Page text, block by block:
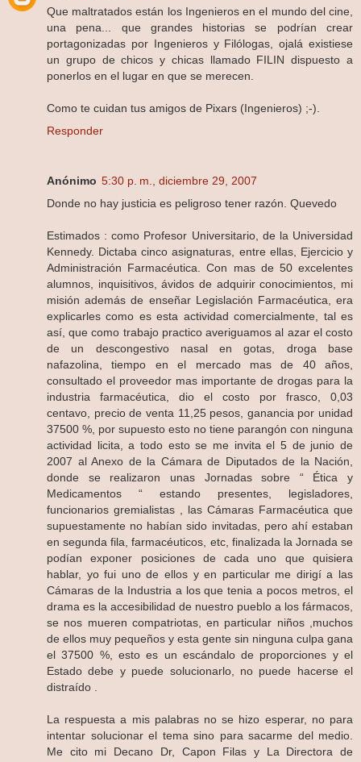
Que maltratados están los Ingenieros en el mundo del cine,
una pena... que grandes historias se podrían crear
portagonizadas por Ingenieros y Filólogas, ojalá existiese
un grupo de chicos y chicas llamado FILIN dispuesto a
ponerlos en el lugar en que se merecen.
Como te cuidan tus amigos de Pixars (Ingenieros) ;-).
Responder
Anónimo 5:30 p. m., diciembre 29, 2007
Donde no hay justicia es peligroso tener razón. Quevedo
Estimados : como Profesor Universitario, de la Universidad
Kennedy. Dictaba cinco asignaturas, entre ellas, Ejercicio y
Administración Farmacéutica. Con mas de 50 excelentes
alumnos, inquisitivos, ávidos de adquirir conocimientos, mi
misión además de enseñar Legislación Farmacéutica, era
explicarles como es esta actividad comercialmente, tal es
así, que como trabajo practico averiguamos al azar el costo
de un descongestivo nasal en gotas, droga base
nafazolina, tiempo en el mercado mas de 40 años,
consultado el proveedor mas importante de drogas para la
industria farmacéutica, dio el costo por frasco, 0,03
centavo, precio de venta 11,25 pesos, ganancia por unidad
37500 %, por supuesto esto no tiene parangón con ninguna
actividad licita, a todo esto se me invita el 5 de junio de
2007 al Anexo de la Cámara de Diputados de la Nación,
donde se realizaron unas Jornadas sobre “ Ética y
Medicamentos “ estando presentes, legisladores,
funcionarios gremialistas , las Cámaras Farmacéutica que
supuestamente no habían sido invitadas, pero ahí estaban
en segunda fila, farmacéuticos, etc, finalizada la Jornada se
podían exponer posiciones de cada uno que quisiera
hablar, yo fui uno de ellos y en particular me dirigí a las
Cámaras de la Industria a los que tenia a pocos metros, el
drama es la accesibilidad de nuestro pueblo a los fármacos,
se nos mueren compatriotas, en particular niños ,muchos
de ellos muy pequeños y esta gente sin ninguna culpa gana
el 37500 %, esto es un escándalo de proporciones y el
Estado debe y puede solucionarlo, no puede hacerse el
distraído .
La respuesta a mis palabras no se hizo esperar, no para
intentar solucionar el tema sino para sacarme del medio.
Me cito mi Decano Dr, Capon Filas y La Directora de